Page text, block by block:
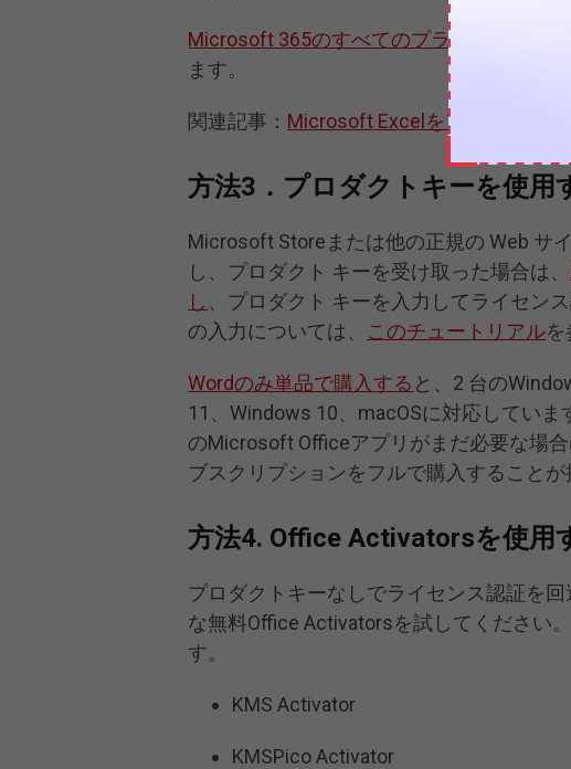
Microsoft 365のすべてのプラン
を比較し
ます。
関連記事： Microsoft Excelをアクティブに
方法3．プロダクトキーを使用
Microsoft Storeまたは他の正規の Web サ
し、プロダクト キーを受け取った場合は、
し
、プロダクト キーを入力してライセン
の入力については、 このチュートリアルを
Wordのみ単品で購入する と、2 台の
11、Windows 10、macOSに対応してい
のMicrosoft Officeアプリがまだ必要な場
ブスクリプションをフルで購入することが
方法4. Office Activatorsを使用
プロダクトキーなしでライセンス認証を
な無料Office Activatorsを試してください
す。
KMS Activator
KMSPico Activator